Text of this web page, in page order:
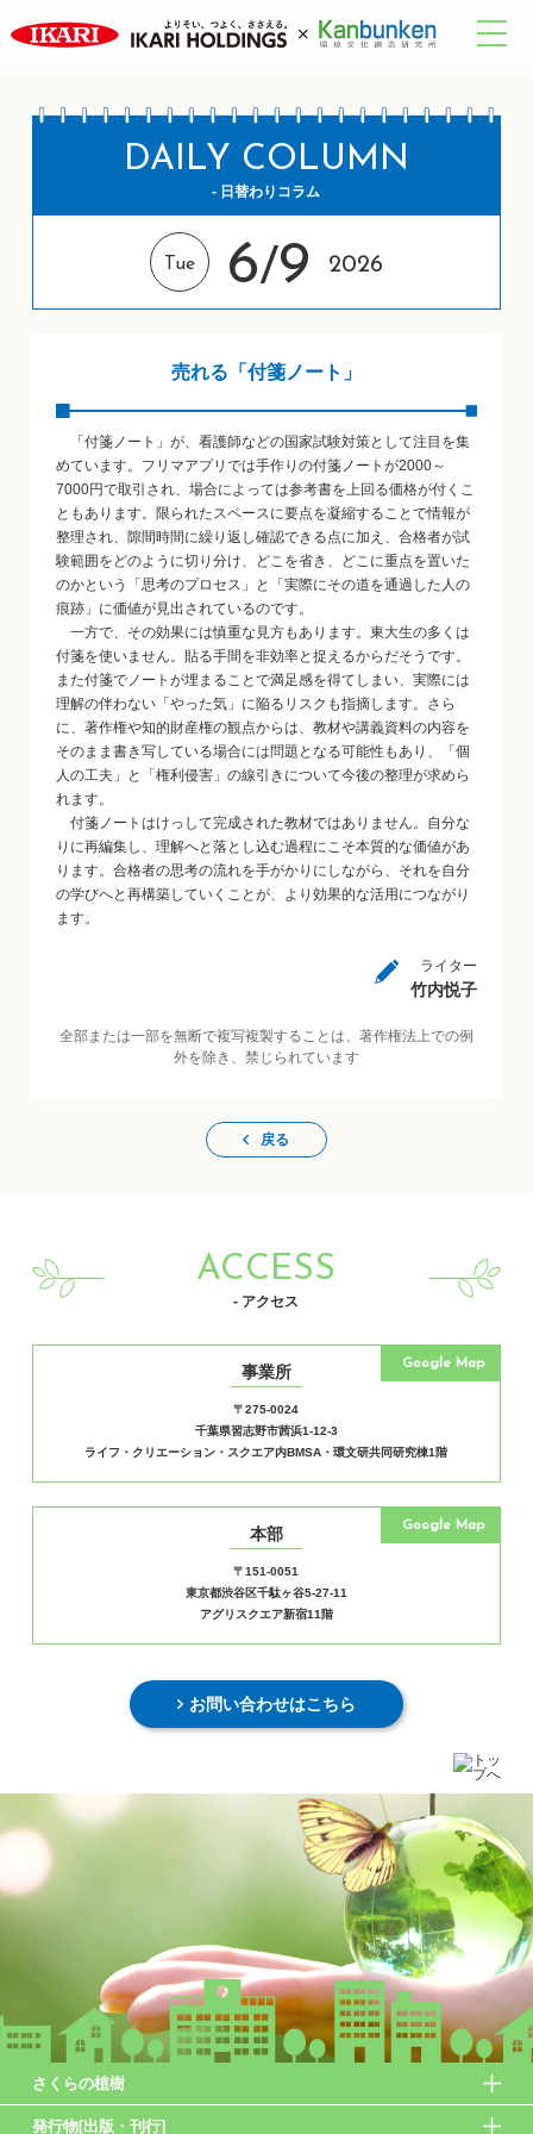
DAILY COLUMN
- 日替わりコラム
Tue 6/9 2026
売れる「付箋ノート」
「付箋ノート」が、看護師などの国家試験対策として注目を集
めています。フリマアプリでは手作りの付箋ノートが2000～
7000円で取引され、場合によっては参考書を上回る価格が付くこ
ともあります。限られたスペースに要点を凝縮することで情報が
整理され、隙間時間に繰り返し確認できる点に加え、合格者が試
験範囲をどのように切り分け、どこを省き、どこに重点を置いた
のかという「思考のプロセス」と「実際にその道を通過した人の
痕跡」に価値が見出されているのです。
一方で、その効果には慎重な見方もあります。東大生の多くは
付箋を使いません。貼る手間を非効率と捉えるからだそうです。
また付箋でノートが埋まることで満足感を得てしまい、実際には
理解の伴わない「やった気」に陥るリスクも指摘します。さら
に、著作権や知的財産権の観点からは、教材や講義資料の内容を
そのまま書き写している場合には問題となる可能性もあり、「個
人の工夫」と「権利侵害」の線引きについて今後の整理が求めら
れます。
付箋ノートはけっして完成された教材ではありません。自分な
りに再編集し、理解へと落とし込む過程にこそ本質的な価値があ
ります。合格者の思考の流れを手がかりにしながら、それを自分
の学びへと再構築していくことが、より効果的な活用につながり
ます。
ライター
竹内悦子
全部または一部を無断で複写複製することは、著作権法上での例
外を除き、禁じられています
戻る
ACCESS
- アクセス
事業所
〒275-0024
千葉県習志野市茜浜1-12-3
ライフ・クリエーション・スクエア内BMSA・環文研共同研究棟1階
Google Map
本部
〒151-0051
東京都渋谷区千駄ヶ谷5-27-11
アグリスクエア新宿11階
Google Map
お問い合わせはこちら
さくらの植樹
発行物[出版・刊行]